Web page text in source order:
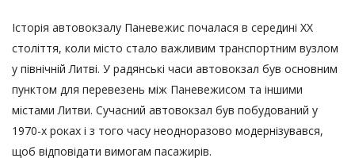
Історія автовокзалу Паневежис почалася в середині XX
століття, коли місто стало важливим транспортним вузлом
у північній Литві. У радянські часи автовокзал був основним
пунктом для перевезень між Паневежисом та іншими
містами Литви. Сучасний автовокзал був побудований у
1970-х роках і з того часу неодноразово модернізувався,
щоб відповідати вимогам пасажирів.